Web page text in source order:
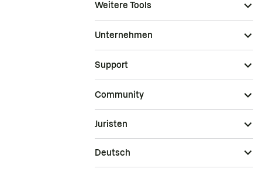
Weitere Tools
Unternehmen
Support
Community
Juristen
Deutsch